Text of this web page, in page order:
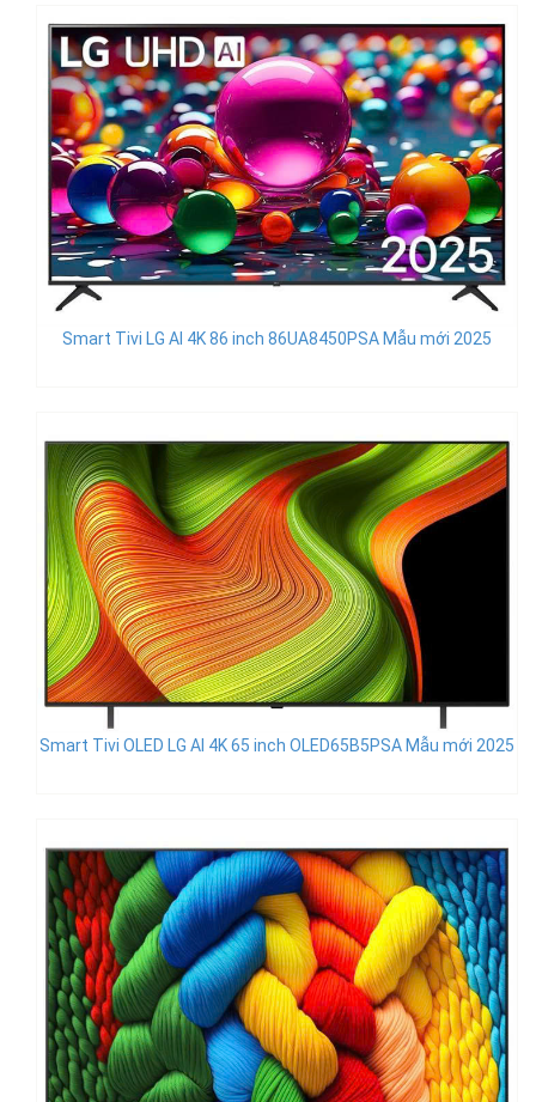
Smart Tivi LG AI 4K 86 inch 86UA8450PSA Mẫu mới 2025
Smart Tivi OLED LG AI 4K 65 inch OLED65B5PSA Mẫu mới 2025